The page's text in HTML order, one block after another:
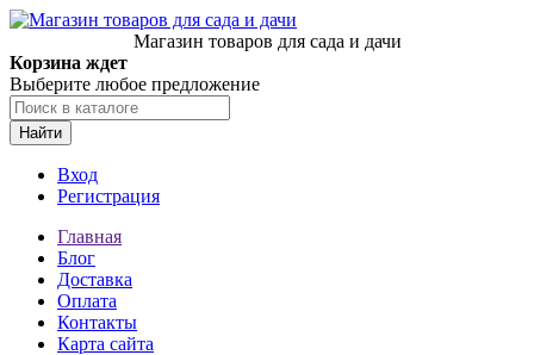
Магазин товаров для сада и дачи
Корзина ждет
Выберите любое предложение
Найти
Вход
Регистрация
Главная
Блог
Доставка
Оплата
Контакты
Карта сайта